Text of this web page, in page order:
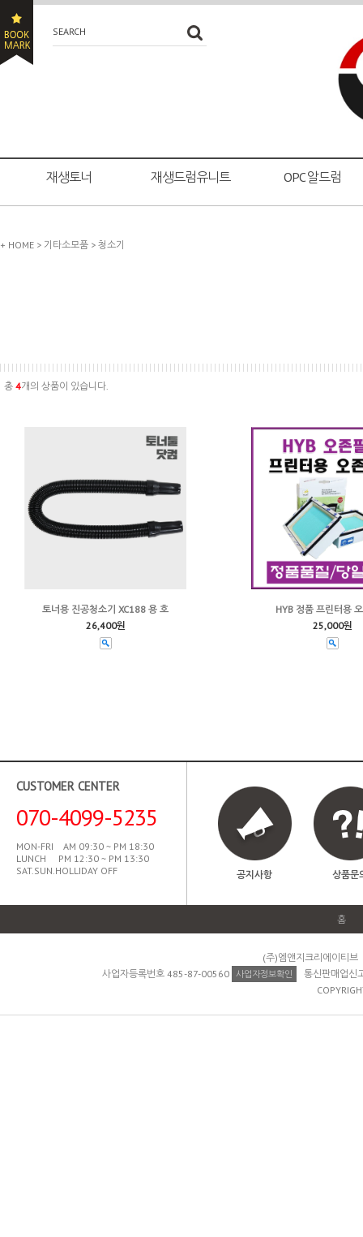
SEARCH
재생토너 재생드럼유니트 OPC 알드럼
+ HOME > 기타소모품 > 청소기
총 4개의 상품이 있습니다.
토너용 진공청소기 XC188 용 호
26,400원
HYB 정품 프린터용
25,000원
CUSTOMER CENTER
070-4099-5235
MON-FRI AM 09:30 ~ PM 18:30
LUNCH PM 12:30 ~ PM 13:30
SAT.SUN.HOLLIDAY OFF
공지사항 상품문
홈
(주)엠앤지크리에이티
사업자등록번호 485-87-00560 사업자정보확인
통신판매업